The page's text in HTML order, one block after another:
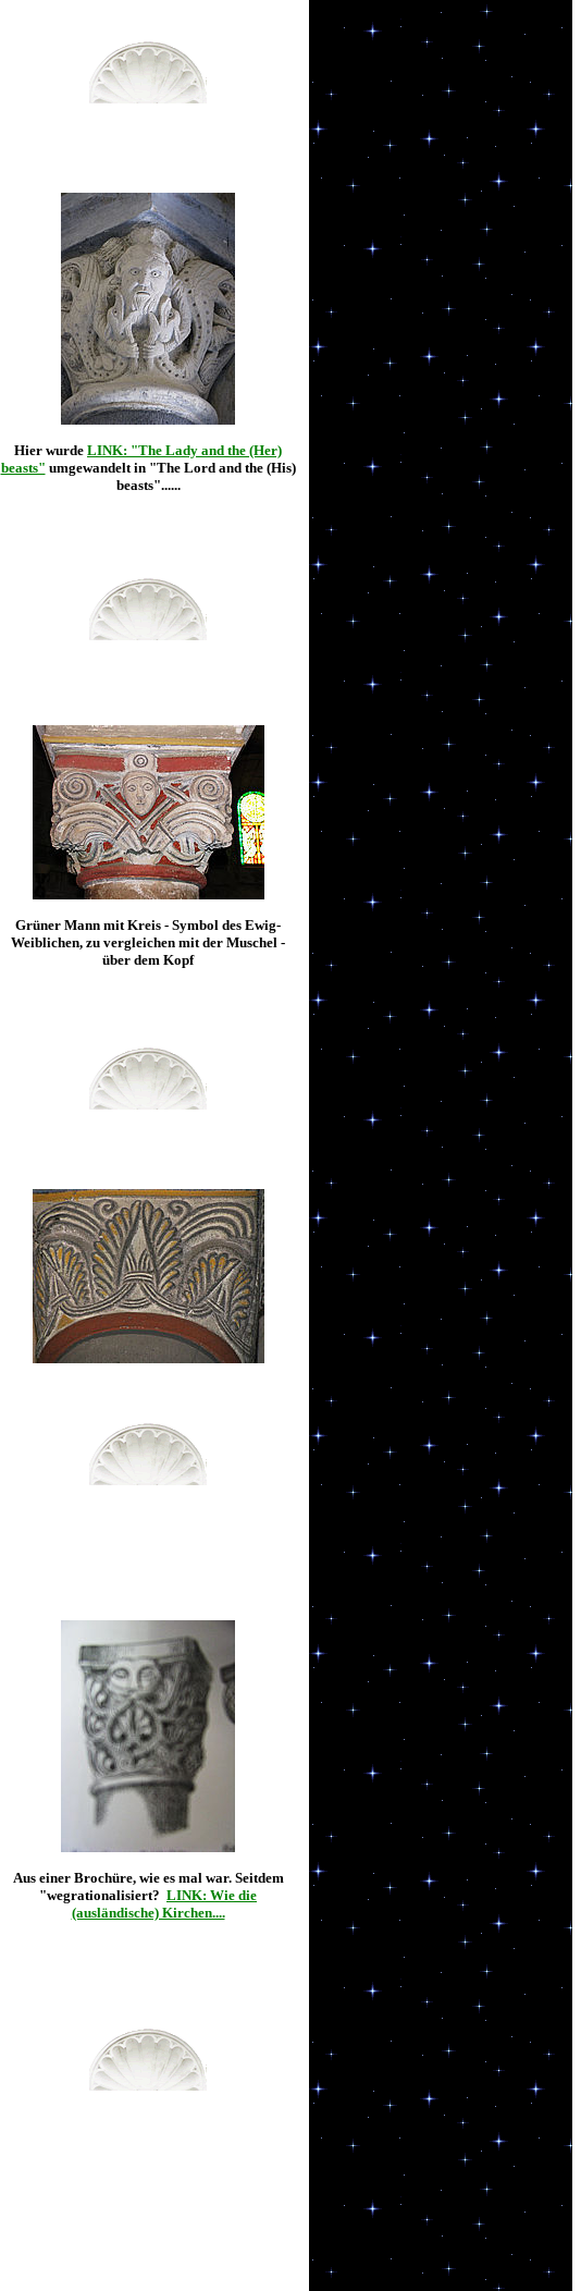
Hier wurde LINK: "The Lady and the (Her)
beasts" umgewandelt in "The Lord and the (His)
beasts"......
Grüner Mann mit Kreis - Symbol des Ewig-
Weiblichen, zu vergleichen mit der Muschel -
über dem Kopf
Aus einer Brochüre, wie es mal war. Seitdem
"wegrationalisiert? LINK: Wie die
(ausländische) Kirchen....